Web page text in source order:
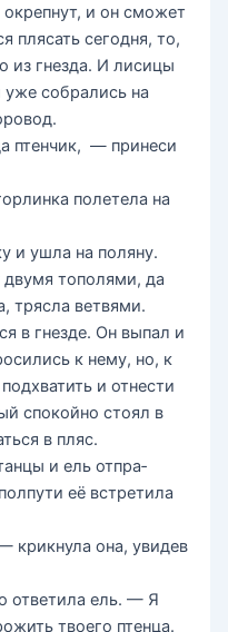
и он сможет
плясать сегод­ня, то,
из гнезда. И лисицы
уже собрались на
птенчик, — при­неси
полетела на
и ушла на поля­ну.
тополями, да
трясла ветвями.
в гнезде. Он выпал и
к нему, но, к
и отнес­ти
спокойно стоял в
в пляс.
и ель отпра­
её встретила
крикнула она, увидев
ответила ель. — Я
твоего птен­ца.